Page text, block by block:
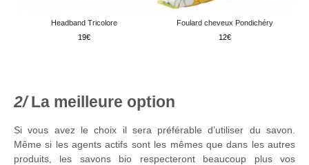
Headband Tricolore
19
Foulard cheveux Pondichéry
12
La meilleure option
Si vous avez le choix il sera préférable d’utiliser du savon.
Même si les agents actifs sont les mêmes que dans les autres
produits, les savons bio respecteront beaucoup plus vos